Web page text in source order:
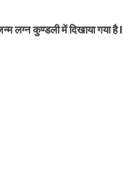
लग्न कुण्डली में दिखाया गया है I